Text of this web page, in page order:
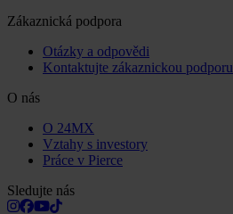
Zákaznická podpora
Otázky a odpovědi
Kontaktujte zákaznickou podporu
O nás
O 24MX
Vztahy s investory
Práce v Pierce
Sledujte nás